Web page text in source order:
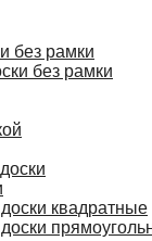
без рамки
без рамки
квадратные